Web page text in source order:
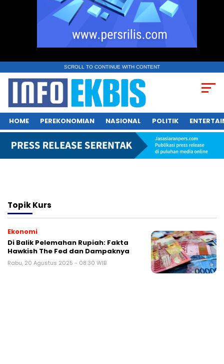
SCROLL TO CONTINUE WITH CONTENT
HOME PEREKONOMIAN NASIONAL POLITIK
TopikKurs
Ekonomi
Di Balik Pelemahan Rupiah: Fakta
Hawkish The Fed dan Dampaknya
Rabu, 20 Agustus 2025 - 08:30 WIB